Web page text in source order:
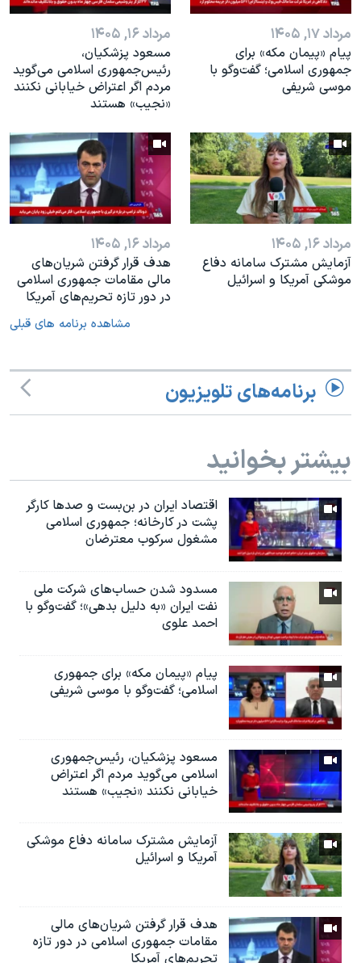
مرداد ۱۷, ۱۴۰۵
پیام «پیمان مکه» برای
جمهوری اسلامی؛ گفت‌وگو با
موسی شریفی
مرداد ۱۶, ۱۴۰۵
مسعود پزشکیان،
رئيس‌جمهوری اسلامی می‌گوید
مردم اگر اعتراض خیابانی نکنند
«نجیب» هستند
مرداد ۱۶, ۱۴۰۵
آزمایش مشترک سامانه دفاع
موشکی آمریکا و اسرائیل
مرداد ۱۶, ۱۴۰۵
هدف قرار گرفتن شریان‌های
مالی مقامات جمهوری اسلامی
در دور تازه تحریم‌های آمریکا
مشاهده برنامه های قبلی
برنامه‌های تلویزیون
بیشتر بخوانید
اقتصاد ایران در بن‌بست و صدها کارگر
پشت در کارخانه؛ جمهوری اسلامی
مشغول سرکوب معترضان
مسدود شدن حساب‌های شرکت ملی
نفت ایران «به دلیل بدهی»؛ گفت‌و‌گو با
احمد علوی
پیام «پیمان مکه» برای جمهوری
اسلامی؛ گفت‌وگو با موسی شریفی
مسعود پزشکیان، رئيس‌جمهوری
اسلامی می‌گوید مردم اگر اعتراض
خیابانی نکنند «نجیب» هستند
آزمایش مشترک سامانه دفاع موشکی
آمریکا و اسرائیل
هدف قرار گرفتن شریان‌های مالی
مقامات جمهوری اسلامی در دور تازه
تحریم‌های آمریکا